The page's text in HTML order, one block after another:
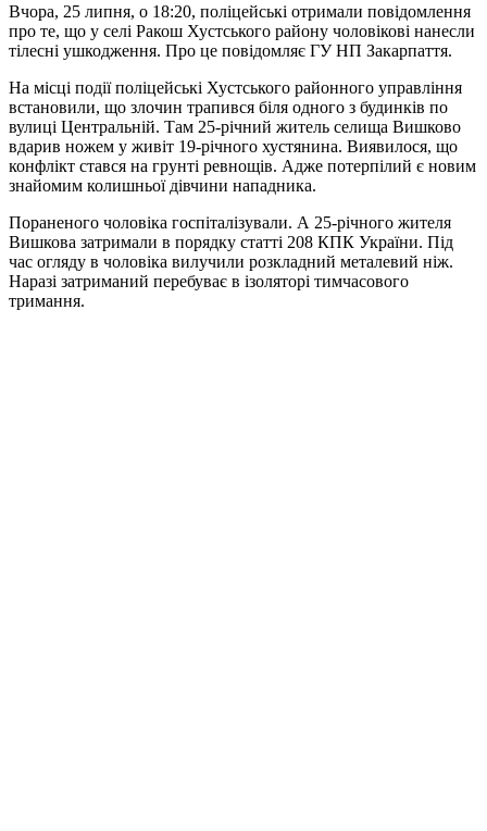
Вчора, 25 липня, о 18:20, поліцейські отримали повідомлення
про те, що у селі Ракош Хустського району чоловікові нанесли
тілесні ушкодження. Про це повідомляє ГУ НП Закарпаття.
На місці події поліцейські Хустського районного управління
встановили, що злочин трапився біля одного з будинків по
вулиці Центральній. Там 25-річний житель селища Вишково
вдарив ножем у живіт 19-річного хустянина. Виявилося, що
конфлікт стався на грунті ревнощів. Адже потерпілий є новим
знайомим колишньої дівчини нападника.
Пораненого чоловіка госпіталізували. А 25-річного жителя
Вишкова затримали в порядку статті 208 КПК України. Під
час огляду в чоловіка вилучили розкладний металевий ніж.
Наразі затриманий перебуває в ізоляторі тимчасового
тримання.